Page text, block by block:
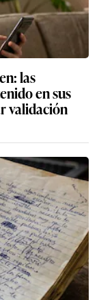
las
en sus
validación